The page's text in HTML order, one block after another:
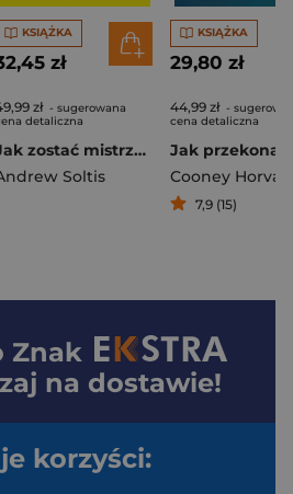
KSIĄŻKA
zł
zł - sugerowana
detaliczna
Jak zostać mistrzem
Soltis
KSIĄŻKA
29,80 zł
44,99 zł -
cena detaliczna
7,9 (15)
Znak
na dostawie!
korzyści: